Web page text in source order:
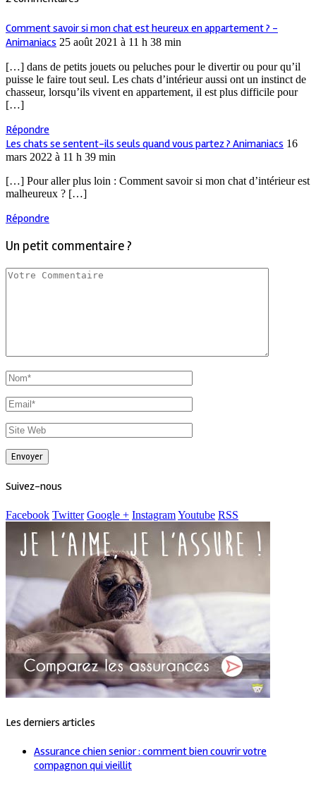
Comment savoir si mon chat est heureux en appartement ? -
Animaniacs 25 août 2021 à 11 h 38 min
[…] dans de petits jouets ou peluches pour le divertir ou pour qu’il
puisse le faire tout seul. Les chats d’intérieur aussi ont un instinct de
chasseur, lorsqu’ils vivent en appartement, il est plus difficile pour
[…]
Répondre
Les chats se sentent-ils seuls quand vous partez ? Animaniacs 16
mars 2022 à 11 h 39 min
[…] Pour aller plus loin : Comment savoir si mon chat d’intérieur est
malheureux ? […]
Répondre
Un petit commentaire ?
Suivez-nous
Facebook Twitter Google + InstagramYoutube RSS
Les derniers articles
Assurance chien senior : comment bien couvrir votre
compagnon qui vieillit